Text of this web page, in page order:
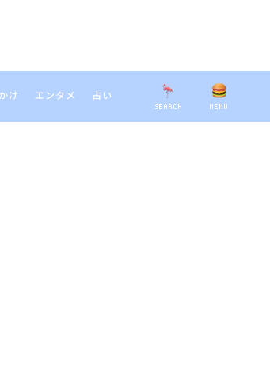
SEARCH MENU
け エンタメ 占い